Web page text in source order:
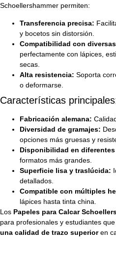
Schoellershammer permiten:
Transferencia precisa:
y bocetos sin distorsión.
Compatibilidad con
perfectamente con lápices,
secas.
Alta resistencia: Soporta
o deformarse.
Características
Fabricación alemana:
Diversidad de gramajes:
opciones más gruesas y
Disponibilidad en
formatos más grandes.
Superficie lisa y traslúcida:
detallados.
Compatible con múltiples
lápices hasta tinta china.
Los Papeles para Calcar
para profesionales y estudiantes
una calidad de trazo superioren